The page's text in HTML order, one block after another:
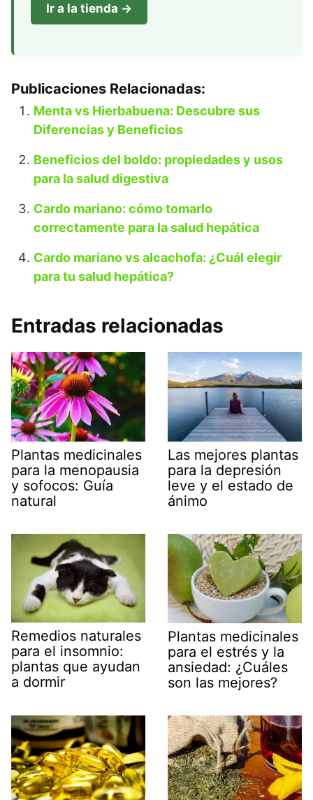
Ir a la tienda →
Publicaciones Relacionadas:
Menta vs Hierbabuena: Descubre sus
Diferencias y Beneficios
Beneficios del boldo: propiedades y usos
para la salud digestiva
Cardo mariano: cómo tomarlo
correctamente para la salud hepática
Cardo mariano vs alcachofa: ¿Cuál elegir
para tu salud hepática?
Entradas relacionadas
Plantas medicinales
para la menopausia
y sofocos: Guía
natural
Las mejores plantas
para la depresión
leve y el estado de
ánimo
Remedios naturales
para el insomnio:
plantas que ayudan
a dormir
Plantas medicinales
para el estrés y la
ansiedad: ¿Cuáles
son las mejores?